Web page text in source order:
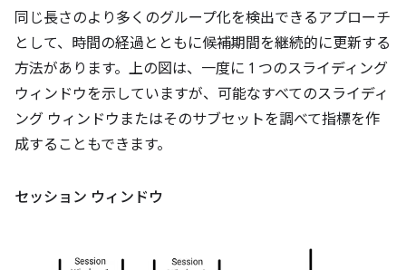
同じ長さのより多くのグループ化を検出できるアプローチ
として、時間の経過とともに候補期間を継続的に更新する
方法があります。上の図は、一度に 1 つのスライディング
ウィンドウを示していますが、可能なすべてのスライディ
ング ウィンドウまたはそのサブセットを調べて指標を作
成することもできます。
セッション ウィンドウ